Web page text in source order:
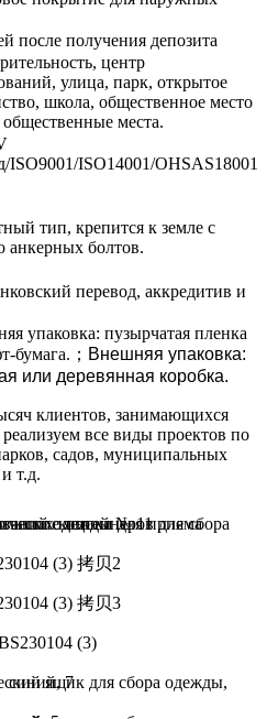
после получения депозита
центр
улица, парк, открытое
школа, общественное место
места.
ISO9001/ISO14001/OHSAS18001
тип, крепится к земле с
болтов.
перевод, аккредитив и
упаковка: пузырчатая пленка
бумага. ； Внешняя упаковка:
или деревянная коробка.
клиентов, занимающихся
все виды проектов по
садов, муниципальных
т.д.